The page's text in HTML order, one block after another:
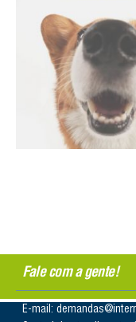
Fale com a gente!
E-mail: